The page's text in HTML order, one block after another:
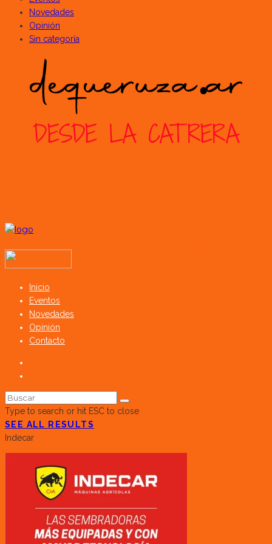
Novedades
Opinión
Sin categoría
Inicio
Eventos
Novedades
Opinión
Contacto
Type to search or hit ESC to close
SEE ALL RESULTS
Indecar